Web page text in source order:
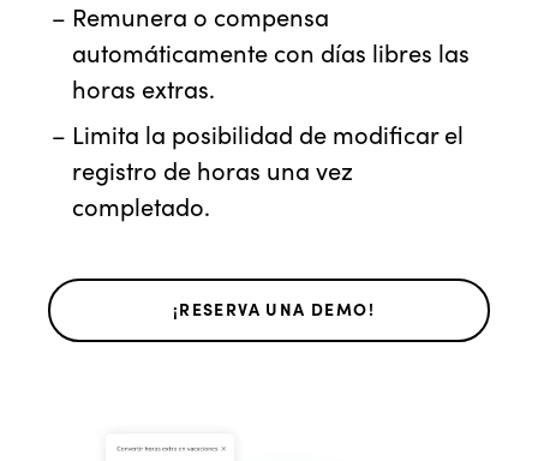
Remunera o compensa
automáticamente con días libres las
horas extras.
Limita la posibilidad de modificar el
registro de horas una vez
completado.
¡RESERVA UNA DEMO!